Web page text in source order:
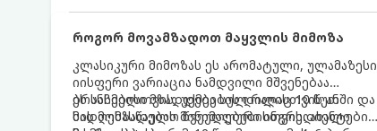
როგორ მოვამზადოთ მაყვლის მიმოზა
კლასიკური მიმოზას ეს არომატული, ულამაზესი
იისფერი ვარიაცია ნამდვილი მშვენებაა
ბრანჩებისთვის, უქმეების დილისთვის ან
სადღესასწაულო წვეულებებისთვის. ახალი
ეს სასმელი მზადდება სულ რაღაც 10 წუთში და
მის მომზადებას მინიმალური ინგრედიენტები